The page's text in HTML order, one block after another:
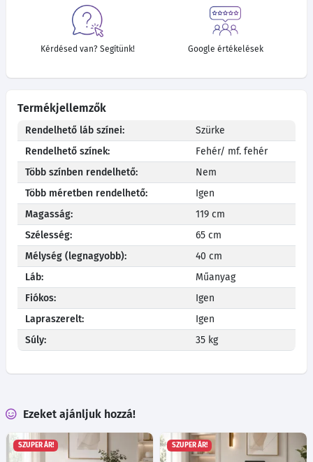
Kérdésed van? Segítünk! Google értékelések
Termékjellemzők
Rendelhető láb színei:
Szürke
Rendelhető színek:
Fehér/ mf. fehér
Több színben rendelhető:
Nem
Több méretben rendelhető:
Igen
Magasság:
119 cm
Szélesség:
65 cm
Mélység (legnagyobb):
40 cm
Láb:
Műanyag
Fiókos:
Igen
Lapraszerelt:
Igen
Súly:
35 kg
Ezeket ajánljuk hozzá!
SZUPER ÁR! SZUPER ÁR!